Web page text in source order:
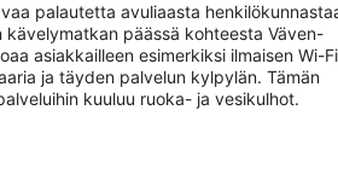
palautetta avuliaasta
päässä kohteesta Väven-
asiakkailleen esimerkiksi ilmaisen Wi-
ja täyden palvelun kylpylän. Tämän
kuuluu ruoka- ja vesikulhot.